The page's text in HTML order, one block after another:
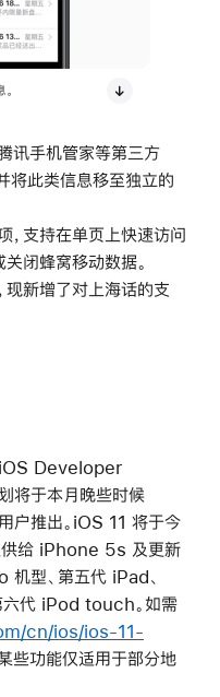
讯手机管家等第三方
将此类信息移至独立的
，支持在单页上快速访问
闭蜂窝移动数据。
现新增了对上海话的支
Developer
将于本月晚些时候
户推出。iOS 11 将于今
供给 iPhone 5s 及更新
型、第五代 iPad、
代 iPod touch。如需
cn/ios/ios-11-
些功能仅适用于部分地